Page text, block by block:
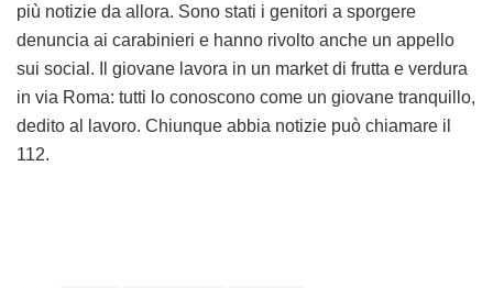
più notizie da allora. Sono stati i genitori a sporgere
denuncia ai carabinieri e hanno rivolto anche un appello
sui social. Il giovane lavora in un market di frutta e verdura
in via Roma: tutti lo conoscono come un giovane tranquillo,
dedito al lavoro. Chiunque abbia notizie può chiamare il
112.